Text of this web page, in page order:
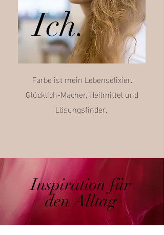
Ich.
Farbe ist mein Lebenselixier.
Glücklich-Macher, Heilmittel und
Lösungsfinder.
Inspiration für
den Alltag